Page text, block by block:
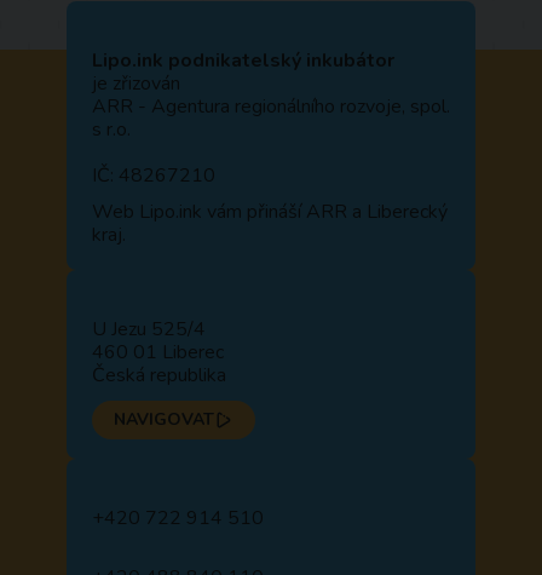
Lipo.ink podnikatelský inkubátor
je zřizován
ARR - Agentura regionálního rozvoje, spol.
s r.o.
IČ: 48267210
Web Lipo.ink vám přináší ARR a Liberecký
kraj.
U Jezu 525/4
460 01 Liberec
Česká republika
NAVIGOVAT
+420 722 914 510